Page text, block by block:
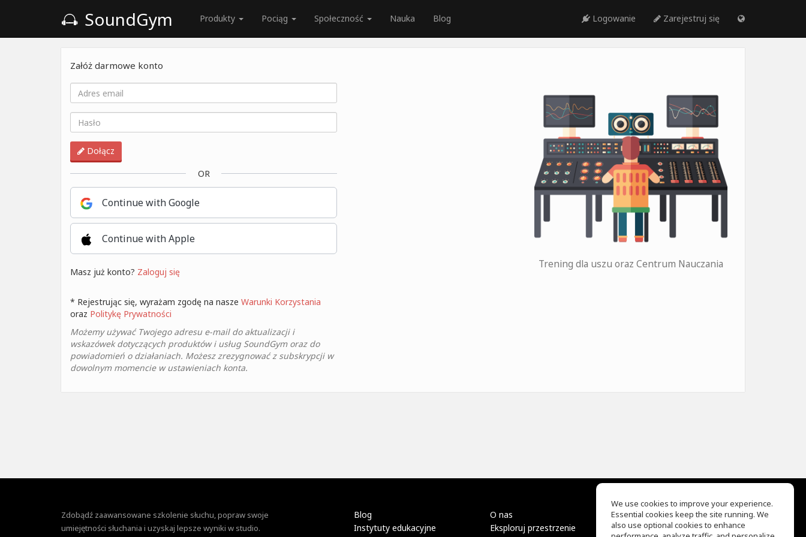
SoundGym Produkty Pociąg Społeczność Nauka Blog Logowanie Zarejestruj się
Załóż darmowe konto
Dołącz
OR
Continue with Google
Continue with Apple
Masz już konto? Zaloguj się
* Rejestrując się, wyrażam zgodę na nasze Warunki Korzystania
oraz Politykę Prywatności
Możemy używać Twojego adresu e-mail do aktualizacji i
wskazówek dotyczących produktów i usług SoundGym oraz do
powiadomień o działaniach. Możesz zrezygnować z subskrypcji w
dowolnym momencie w ustawieniach konta.
Trening dla uszu oraz Centrum Nauczania
Zdobądź zaawansowane szkolenie słuchu, popraw swoje
umiejętności słuchania i uzyskaj lepsze wyniki w studio.
Blog
Instytuty edukacyjne
O nas
Eksploruj przestrzenie
EQ Ear Training
Drum Machine
We use cookies to improve your experience.
Essential cookies keep the site running. We
also use optional cookies to enhance